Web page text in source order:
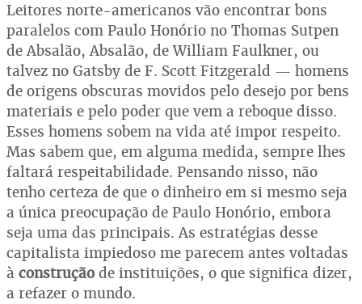
Leitores norte-americanos vão encontrar bons
paralelos com Paulo Honório no Thomas Sutpen
de Absalão, Absalão, de William Faulkner, ou
talvez no Gatsby de F. Scott Fitzgerald — homens
de origens obscuras movidos pelo desejo por bens
materiais e pelo poder que vem a reboque disso.
Esses homens sobem na vida até impor respeito.
Mas sabem que, em alguma medida, sempre lhes
faltará respeitabilidade. Pensando nisso, não
tenho certeza de que o dinheiro em si mesmo seja
a única preocupação de Paulo Honório, embora
seja uma das principais. As estratégias desse
capitalista impiedoso me parecem antes voltadas
à construção de instituições, o que significa dizer,
a refazer o mundo.